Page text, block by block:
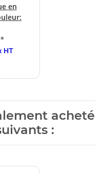
en
*
HT
acheté
: